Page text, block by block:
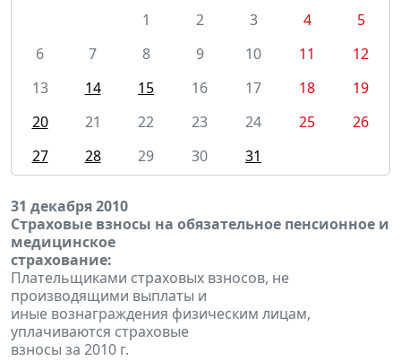
1
2 3 4
5
6
7 8 9 10 11
12
13
14 15 16 17 18
19
20
21 22 23 24 25
26
27
28 29 30 31
31 декабря 2010
Страховые взносы на обязательное пенсионное и
медицинское
страхование:
Плательщиками страховых взносов, не
производящими выплаты и
иные вознаграждения физическим лицам,
уплачиваются страховые
взносы за 2010 г.